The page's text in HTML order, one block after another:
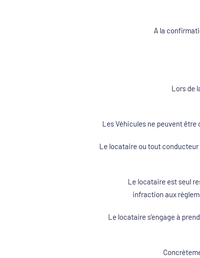
A la
Lors de
Les Véhicules ne peuvent être
Le locataire ou tout conducteur
Le locataire est seul
infraction aux
Le locataire s’engage à